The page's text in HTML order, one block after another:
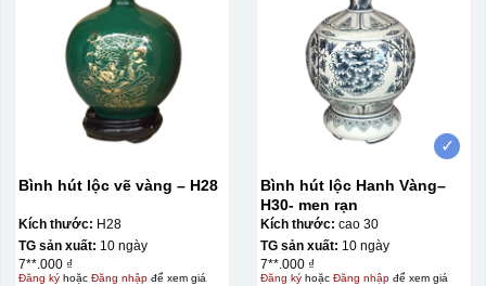
Bình hút lộc vẽ vàng – H28
Kích thước: H28
TG sản xuất: 10 ngày
7**.000 ₫
Đăng kýhoặc Đăng nhậpđể xem giá
✓
Bình hút lộc Hanh Vàng–
H30- men rạn
Kích thước: cao 30
TG sản xuất: 10 ngày
7**.000 ₫
Đăng kýhoặc Đăng nhậpđể xem giá